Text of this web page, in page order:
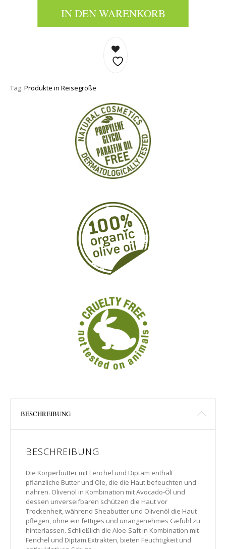
IN DEN WARENKORB
Tag: Produkte in Reisegröße
BESCHREIBUNG
BESCHREIBUNG
Die Körperbutter mit Fenchel und Diptam enthält
pflanzliche Butter und Öle, die die Haut befeuchten und
nähren. Olivenöl in Kombination mit Avocado-Öl und
dessen unverseifbaren schützen die Haut vor
Trockenheit, während Sheabutter und Olivenöl die Haut
pflegen, ohne ein fettiges und unangenehmes Gefühl zu
hinterlassen. Schließlich die Aloe-Saft in Kombination mit
Fenchel und Diptam Extrakten, bieten Feuchtigkeit und